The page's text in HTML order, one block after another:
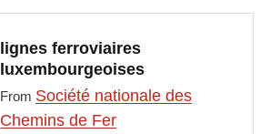
lignes ferroviaires
luxembourgeoises
From Société nationale des
Chemins de Fer